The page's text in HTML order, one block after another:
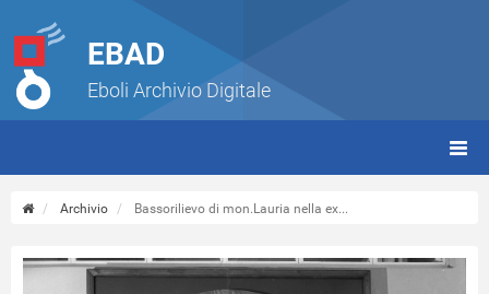
EBAD
Eboli Archivio Digitale
Archivio Bassorilievo di mon.Lauria nella ex...